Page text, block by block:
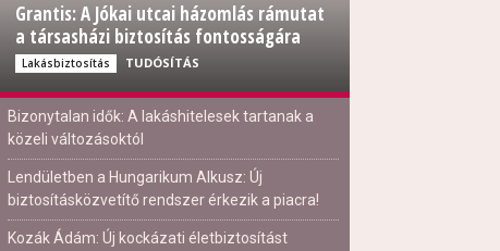
Grantis: A Jókai utcai házomlás rámutat
a társasházi biztosítás fontosságára
Lakásbiztosítás TUDÓSÍTÁS
Bizonytalan idők: A lakáshitelesek tartanak a
közeli változásoktól
Lendületben a Hungarikum Alkusz: Új
biztosításközvetítő rendszer érkezik a piacra!
Kozák Ádám: Új kockázati életbiztosítást